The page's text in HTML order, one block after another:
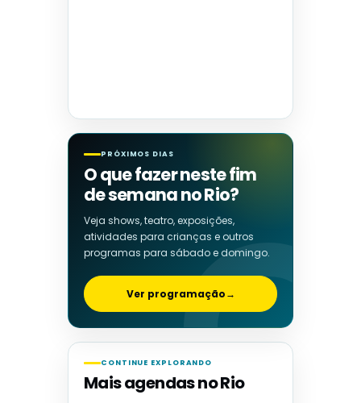
PRÓXIMOS DIAS
O que fazer neste fim
de semana no Rio?
Veja shows, teatro, exposições,
atividades para crianças e outros
programas para sábado e domingo.
Ver programação→
CONTINUE EXPLORANDO
Mais agendas no Rio